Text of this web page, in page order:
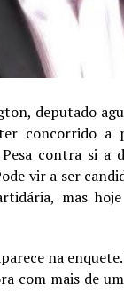
deputado
concorrido a
contra si a
vir a ser
mas
na
com mais de